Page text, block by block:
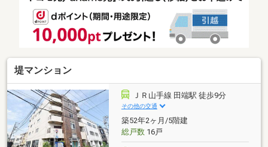
物件の詳細について、ご見学希望のお客様は下記番号
までお気軽にご連絡下さい。お問い合わせ専用フリー
ダイヤル ： ０１２０－８９－１０４０
堤マンション
ＪＲ山手線 田端駅 徒歩9分
その他の交通
築52年2ヶ月/5階建
総戸数16戸